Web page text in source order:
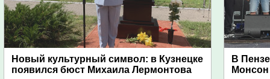
Новый культурный символ: в Кузнецке
появился бюст Михаила Лермонтова
В
Монсон